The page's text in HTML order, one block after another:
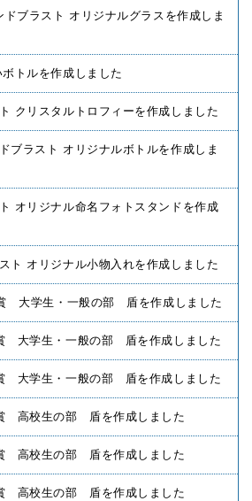
ラスト オリジナルグラスを作成しま
トルを作成しました
クリスタルトロフィーを作成しました
ブラスト オリジナルボトルを作成しま
オリジナル命名フォトスタンドを作成
ト オリジナル小物入れを作成しました
大学生・一般の部 盾を作成しました
大学生・一般の部 盾を作成しました
大学生・一般の部 盾を作成しました
高校生の部 盾を作成しました
高校生の部 盾を作成しました
高校生の部 盾を作成しました